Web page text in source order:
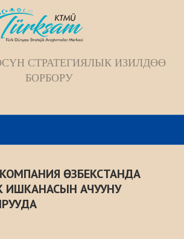
СТРАТЕГИЯЛЫК ИЗИЛДӨӨ
БОРБОРУ
ӨЗБЕКСТАНДА
ИШКАНАСЫН АЧУУНУ